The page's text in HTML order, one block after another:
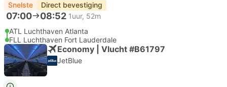
Snelste Direct bevestiging
07:00 08:52 1uur, 52m
ATL Luchthaven Atlanta
FLL Luchthaven Fort Lauderdale
Economy | Vlucht #B61797
JetBlue